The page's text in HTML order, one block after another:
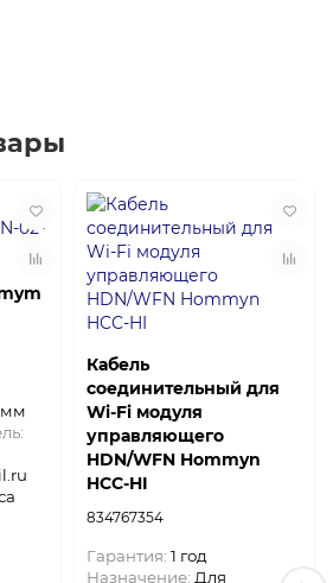
мм
Кабель
соединительный для
Wi-Fi модуля
управляющего
HDN/WFN Hommyn
HCC-HI
834767354
Гарантия: 1 год
Назначение: Для